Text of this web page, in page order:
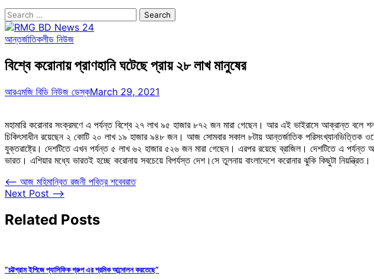
Search
for:
আন্তর্জাতিকলীড নিউজ
বিশ্বে করোনায় প্রাণহানি ঘটেছে প্রায় ২৮ লাখ মানুষের
আরএমজি বিডি নিউজ ডেস্কMarch 29, 2021
মহামারি করোনার সংক্রমণে এ পর্যন্ত বিশ্বে ২৭ লাখ ৯৫ হাজার ৮৭২ জন মারা গেছেন। আর এই ভাইরাসে আক্রান্ত
চিকিৎসাধীন রয়েছেন ২ কোটি ২০ লাখ ১৯ হাজার ৯৪৮ জন। আজ সোমবার সকাল ৮টায় আন্তর্জাতিক পরিসংখ্যানভিত্তিক
যুক্তরাষ্ট্রে। দেশটিতে এখন পর্যন্ত ৫ লাখ ৬২ হাজার ৫২৬ জন মারা গেছেন। এরপর রয়েছে ব্রাজিল। দেশটিতে এ
ভারত। এশিয়ার মধ্যে ভারতই হচ্ছে করোনায় সবচেয়ে বিপর্যস্ত দেশ।সে তুলনায় বাংলাদেশে করোনার ঝুকি কিছুটা নিয়ন্ত্রিত।
Post
navigation
⟵ আজ মহিমান্বিত রজনী পবিত্র শবেবরাত
Next Post ⟶
Related Posts
”চট্টগ্রাম ইপিজে প্যাসিফিক গ্রুপ এর শ্রমিক আন্দোলন করতেছে”